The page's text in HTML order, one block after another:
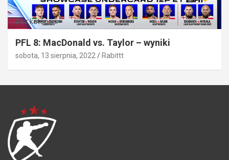
Bez kategorii
PFL 8: MacDonald vs. Taylor – wyniki
sobota, 13 sierpnia, 2022 Rabittt